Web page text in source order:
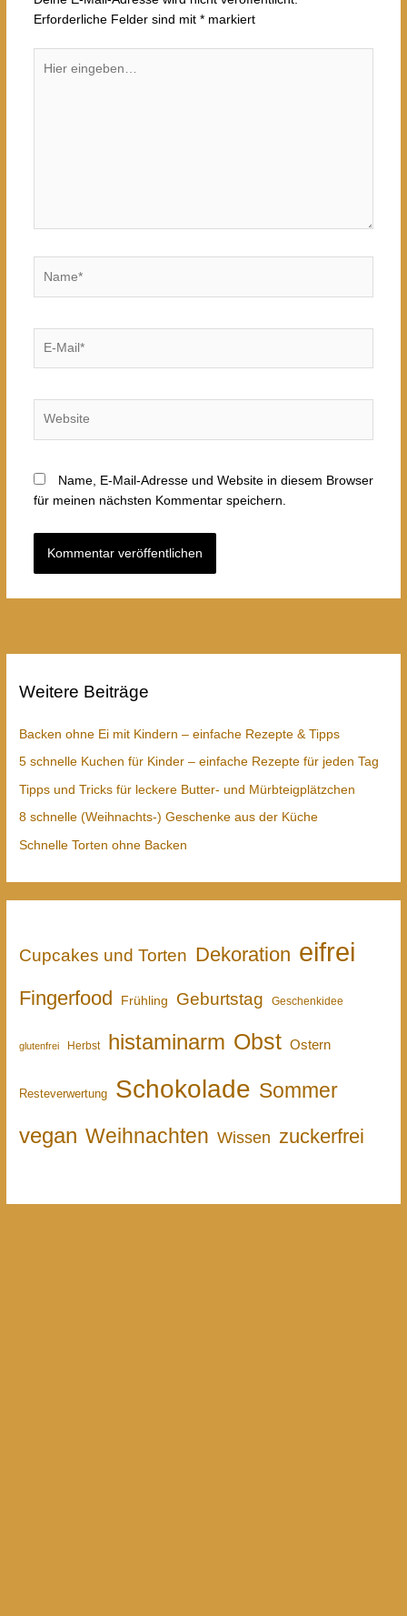
Erforderliche Felder sind mit *markiert
eingeben…
Name, E-Mail-Adresse und Website in diesem Browser
für meinen nächsten Kommentar speichern.
Weitere Beiträge
Backen ohne Ei mit Kindern – einfache Rezepte & Tipps
5 schnelle Kuchen für Kinder – einfache Rezepte für jeden Tag
Tipps und Tricks für leckere Butter- und Mürbteigplätzchen
8 schnelle (Weihnachts-) Geschenke aus der Küche
Schnelle Torten ohne Backen
Cupcakes und Torten Dekoration eifrei
Fingerfood Frühling Geburtstag Geschenkidee
glutenfrei Herbst histaminarm Obst Ostern
Resteverwertung Schokolade Sommer
vegan Weihnachten Wissen zuckerfrei